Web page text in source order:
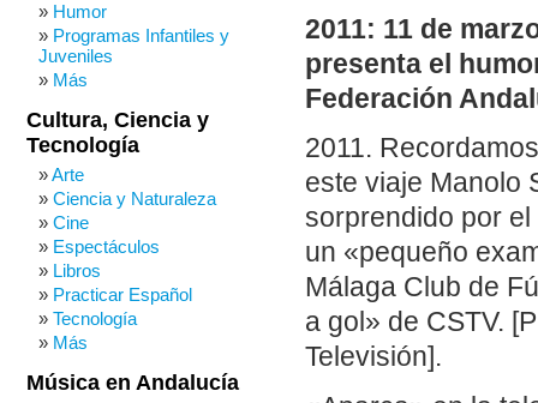
2011: 11 de
presenta el
Federación
2011.
este viaje Manolo
sorprendido por
un «pequeño
Málaga Club de
a gol» de CSTV.
Televisión].
Humor
Programas Infantiles y
Juveniles
Más
Cultura, Ciencia y
Tecnología
Arte
Ciencia y Naturaleza
Cine
Espectáculos
Libros
Practicar Español
Tecnología
Más
Música en Andalucía